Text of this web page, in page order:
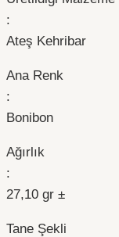
:
Ateş Kehribar
Ana Renk
:
Bonibon
Ağırlık
:
27,10 gr ±
Tane Şekli